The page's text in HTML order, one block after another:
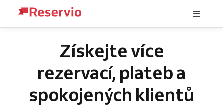
Získejte více
rezervací, plateb a
spokojených klientů